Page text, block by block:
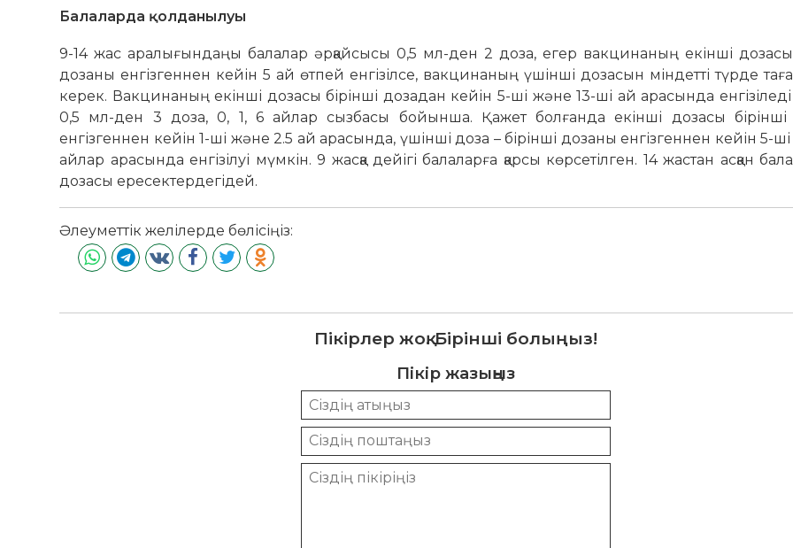
Балаларда қолданылуы
9-14 жас аралығындаңы балалар әрқайсысы 0,5 мл-ден 2 доза, егер вакцинаның екінші дозасы
дозаны енгізгеннен кейін 5 ай өтпей енгізілсе, вакцинаның үшінші дозасын міндетті түрде
керек. Вакцинаның екінші дозасы бірінші дозадан кейін 5-ші және 13-ші ай арасында
0,5 мл-ден 3 доза, 0, 1, 6 айлар сызбасы бойынша. Қажет болғанда екінші дозасы бірінші
енгізгеннен кейін 1-ші және 2.5 ай арасында, үшінші доза – бірінші дозаны енгізгеннен кейін 5-
айлар арасында енгізілуі мүмкін. 9 жасқа дейігі балаларға қарсы көрсетілген. 14 жастан асқан
дозасы ересектердегідей.
Әлеуметтік желілерде бөлісіңіз:
Пікірлер жоқ. Бірінші болыңыз!
Пікір жазыңыз